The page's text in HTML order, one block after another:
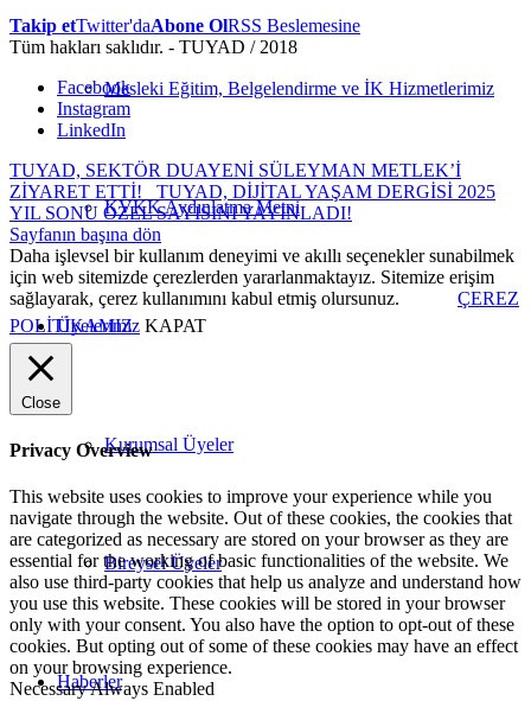
Mesleki Eğitim, Belgelendirme ve İK Hizmetlerimiz
KVKK Aydınlatma Metni
Üyelerimiz
Kurumsal Üyeler
Bireysel Üyeler
Haberler
Takip etTwitter'daAbone OlRSS Beslemesine
Tüm hakları saklıdır. - TUYAD / 2018
Facebook
Instagram
LinkedIn
TUYAD, SEKTÖR DUAYENİ SÜLEYMAN METLEK’İ
ZİYARET ETTİ!
TUYAD, DİJİTAL YAŞAM DERGİSİ 2025
YIL SONU ÖZEL SAYISINI YAYINLADI!
Sayfanın başına dön
Daha işlevsel bir kullanım deneyimi ve akıllı seçenekler sunabilmek
için web sitemizde çerezlerden yararlanmaktayız. Sitemize erişim
sağlayarak, çerez kullanımını kabul etmiş olursunuz.
ÇEREZ
POLİTİKAMIZ KAPAT
Close
Privacy Overview
This website uses cookies to improve your experience while you
navigate through the website. Out of these cookies, the cookies that
are categorized as necessary are stored on your browser as they are
essential for the working of basic functionalities of the website. We
also use third-party cookies that help us analyze and understand how
you use this website. These cookies will be stored in your browser
only with your consent. You also have the option to opt-out of these
cookies. But opting out of some of these cookies may have an effect
on your browsing experience.
NecessaryAlways Enabled